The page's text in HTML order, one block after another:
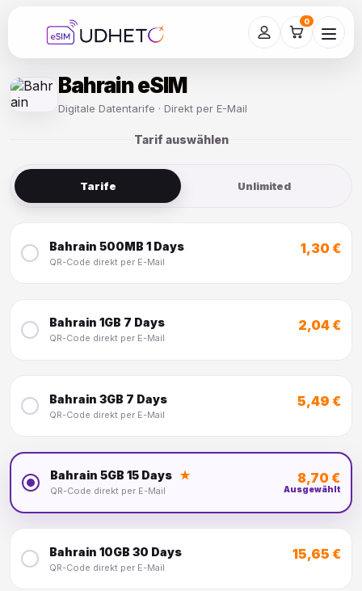
0
Bahrain eSIM
Digitale Datentarife · Direkt per E-Mail
Tarif auswählen
Tarife Unlimited
Bahrain 500MB 1 Days
QR-Code direkt per E-Mail
1,30 €
Bahrain 1GB 7 Days
QR-Code direkt per E-Mail
2,04 €
Bahrain 3GB 7 Days
QR-Code direkt per E-Mail
5,49 €
Bahrain 5GB 15 Days ★
QR-Code direkt per E-Mail
8,70 €
Ausgewählt
Bahrain 10GB 30 Days
QR-Code direkt per E-Mail
15,65 €